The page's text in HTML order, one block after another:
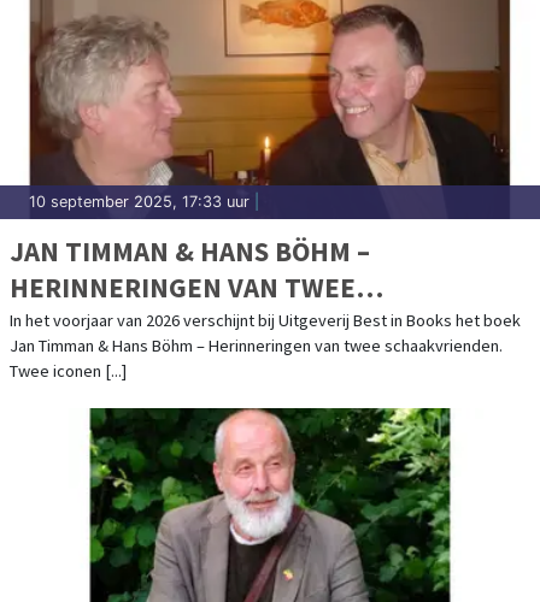
10 september 2025, 17:33 uur
JAN TIMMAN & HANS BÖHM –
HERINNERINGEN VAN TWEE
SCHAAKVRIENDEN
In het voorjaar van 2026 verschijnt bij Uitgeverij Best in Books het boek
Jan Timman & Hans Böhm – Herinneringen van twee schaakvrienden.
Twee iconen [...]